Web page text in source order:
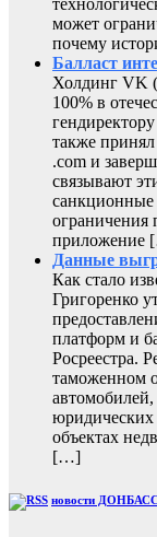
может
почему
Балласт
Холдинг VK
100% в
также
.com и
связывают
санкционные
ограничения
приложение
Данные
Как стало
Григоренко
платформ и
Росреестра.
таможенном
объектах
[…]
новости